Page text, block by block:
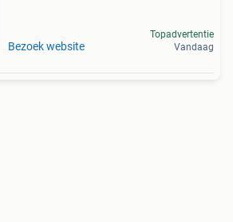
Bezoek website
Topadvertentie
Vandaag